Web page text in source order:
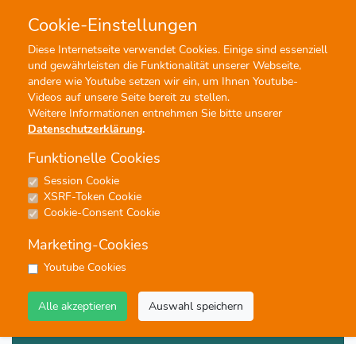
Cookie-Einstellungen
Diese Internetseite verwendet Cookies. Einige sind essenziell
und gewährleisten die Funktionalität unserer Webseite,
andere wie Youtube setzen wir ein, um Ihnen Youtube-
Videos auf unsere Seite bereit zu stellen.
Weitere Informationen entnehmen Sie bitte unserer
Datenschutzerklärung.
Funktionelle Cookies
Session Cookie
XSRF-Token Cookie
Cookie-Consent Cookie
Marketing-Cookies
Youtube Cookies
Alle akzeptieren Auswahl speichern
Menü Profisuche
Märsche
949 Ergebnisse - Seite 1 von 48 - Treffer 1 von 20
Konzertmärsche
Märsche
Straßenmärsche